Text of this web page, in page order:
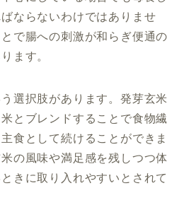
ならないわけではありませ
で腸への刺激が和らぎ便通の
ます。
選択肢があります。発芽玄米
とブレンドすることで食物繊
食として続けることができま
の風味や満足感を残しつつ体
きに取り入れやすいとされて